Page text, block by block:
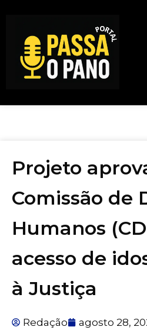
Projeto
Comissão de
Humanos
acesso de
à Justiça
Redação agosto 28,